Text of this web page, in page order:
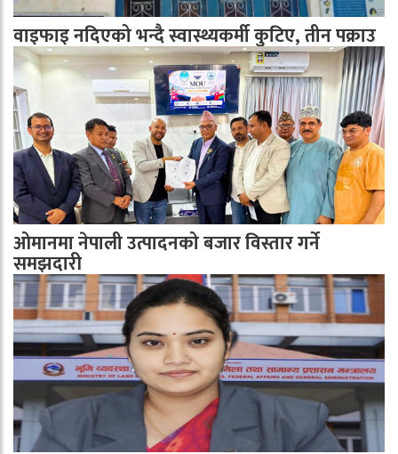
वाइफाइ नदिएको भन्दै स्वास्थ्यकर्मी कुटिए, तीन पक्राउ
ओमानमा नेपाली उत्पादनको बजार विस्तार गर्ने
समझदारी